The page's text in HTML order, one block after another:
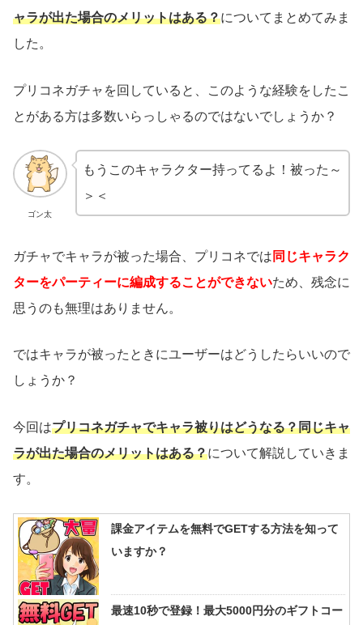
ャラが出た場合のメリットはある？についてまとめてみま
した。
プリコネガチャを回していると、このような経験をしたこ
とがある方は多数いらっしゃるのではないでしょうか？
ゴン太
もうこのキャラクター持ってるよ！被った～
＞＜
ガチャでキャラが被った場合、プリコネでは 同じキャラク
ターをパーティーに編成することができないため、残念に
思うのも無理はありません。
ではキャラが被ったときにユーザーはどうしたらいいので
しょうか？
今回はプリコネガチャでキャラ被りはどうなる？同じキャ
ラが出た場合のメリットはある？について解説していきま
す。
課金アイテムを無料でGETする方法を知って
いますか？
最速10秒で登録！最大5000円分のギフトコー